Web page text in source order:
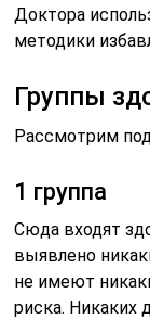
Доктора
методики
Группы
Рассмотрим
1 группа
Сюда входят
выявлено
не имеют
риска. Никаких